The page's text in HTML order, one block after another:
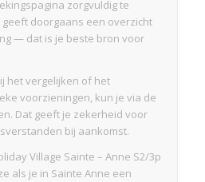
zorgvuldig te
doorgaans een overzicht
— dat is je beste bron voor
het vergelijken of het
voorzieningen, kun je via de
Dat geeft je zekerheid voor
bij aankomst.
Village Sainte – Anne S2/3p
als je in Sainte Anne een